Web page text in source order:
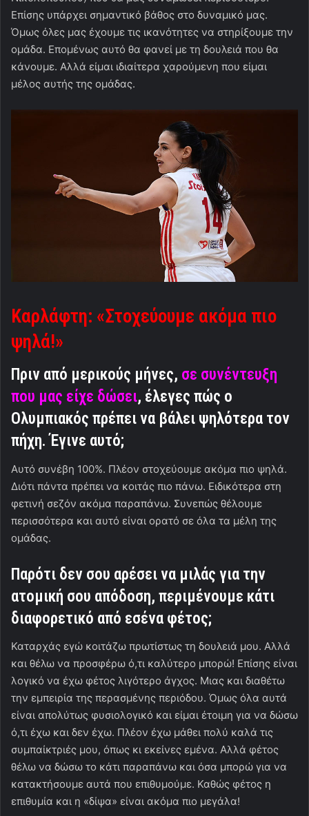
Επίσης υπάρχει σημαντικό βάθος στο δυναμικό μας.
Όμως όλες μας έχουμε τις ικανότητες να στηρίξουμε την
ομάδα. Επομένως αυτό θα φανεί με τη δουλειά που θα
κάνουμε. Αλλά είμαι ιδιαίτερα χαρούμενη που είμαι
μέλος αυτής της ομάδας.
Καρλάφτη: «Στοχεύουμε ακόμα πιο
ψηλά!»
Πριν από μερικούς μήνες, σε συνέντευξη
που μας είχε δώσει, έλεγες πώς ο
Ολυμπιακός πρέπει να βάλει ψηλότερα τον
πήχη. Έγινε αυτό;
Αυτό συνέβη 100%. Πλέον στοχεύουμε ακόμα πιο ψηλά.
Διότι πάντα πρέπει να κοιτάς πιο πάνω. Ειδικότερα στη
φετινή σεζόν ακόμα παραπάνω. Συνεπώς θέλουμε
περισσότερα και αυτό είναι ορατό σε όλα τα μέλη της
ομάδας.
Παρότι δεν σου αρέσει να μιλάς για την
ατομική σου απόδοση, περιμένουμε κάτι
διαφορετικό από εσένα φέτος;
Καταρχάς εγώ κοιτάζω πρωτίστως τη δουλειά μου. Αλλά
και θέλω να προσφέρω ό,τι καλύτερο μπορώ! Επίσης είναι
λογικό να έχω φέτος λιγότερο άγχος. Μιας και διαθέτω
την εμπειρία της περασμένης περιόδου. Όμως όλα αυτά
είναι απολύτως φυσιολογικό και είμαι έτοιμη για να δώσω
ό,τι έχω και δεν έχω. Πλέον έχω μάθει πολύ καλά τις
συμπαίκτριές μου, όπως κι εκείνες εμένα. Αλλά φέτος
θέλω να δώσω το κάτι παραπάνω και όσα μπορώ για να
κατακτήσουμε αυτά που επιθυμούμε. Καθώς φέτος η
επιθυμία και η «δίψα» είναι ακόμα πιο μεγάλα!